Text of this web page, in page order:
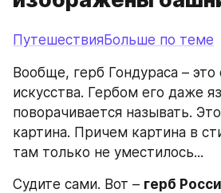
ПутешествияБольше по теме
Вообще, герб Гондураса –
искусства. Гербом его даже
поворачивается называть.
картина. Причем картина в
там только не уместилось...
Судите сами. Вот – герб